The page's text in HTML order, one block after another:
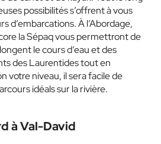
possibilités s’offrent à vous
d’embarcations. À l’Abordage,
la Sépaq vous permettront de
le cours d’eau et des
des Laurentides tout en
votre niveau, il sera facile de
idéals sur la rivière.
à Val-David